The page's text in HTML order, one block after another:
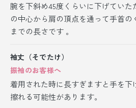
腕を下斜め45度くらいに下げていた
の中心から肩の頂点を通って手首の
までの長さです 。
袖丈（そでたけ）
振袖のお客様へ
着用された時に長すぎますと手を下
擦れる可能性があります。